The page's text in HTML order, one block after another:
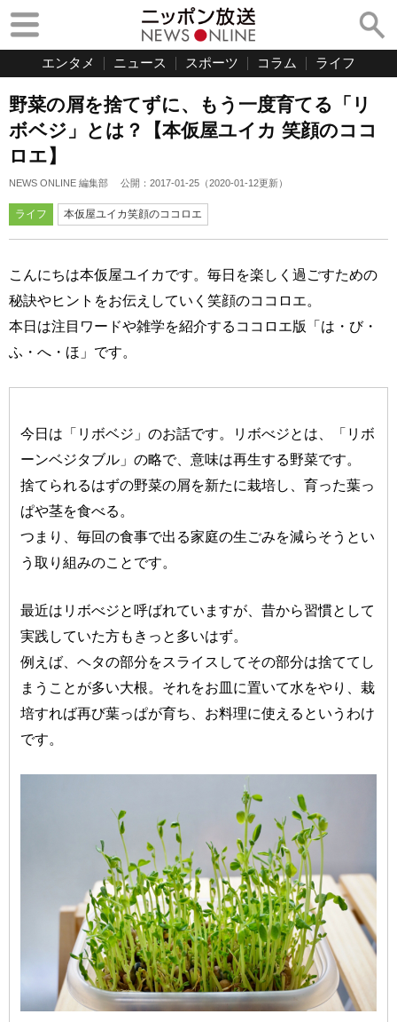
エンタメ ニュース スポーツ コラム ライフ
野菜の屑を捨てずに、もう一度育てる「リ
ボベジ」とは？【本仮屋ユイカ 笑顔のココ
ロエ】
NEWS ONLINE 編集部 公開： 2017-01-25 （2020-01-12更新）
ライフ 本仮屋ユイカ笑顔のココロエ
こんにちは本仮屋ユイカです。毎日を楽しく過ごすための
秘訣やヒントをお伝えしていく笑顔のココロエ。
本日は注目ワードや雑学を紹介するココロエ版「は・び・
ふ・へ・ほ」です。
今日は「リボベジ」のお話です。リボべジとは、「リボ
ーンベジタブル」の略で、意味は再生する野菜です。
捨てられるはずの野菜の屑を新たに栽培し、育った葉っ
ぱや茎を食べる。
つまり、毎回の食事で出る家庭の生ごみを減らそうとい
う取り組みのことです。
最近はリボべジと呼ばれていますが、昔から習慣として
実践していた方もきっと多いはず。
例えば、ヘタの部分をスライスしてその部分は捨ててし
まうことが多い大根。それをお皿に置いて水をやり、栽
培すれば再び葉っぱが育ち、お料理に使えるというわけ
です。